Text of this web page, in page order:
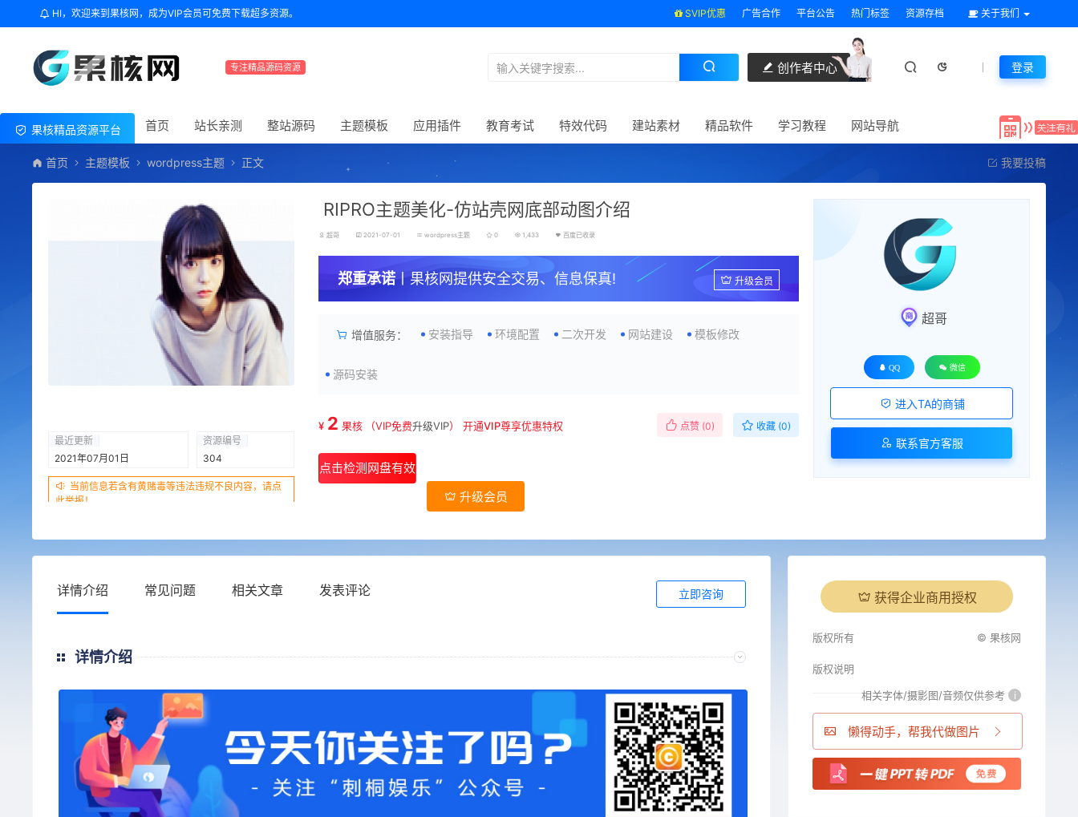
HI，欢迎来到果核网，成为VIP会员可免费下载超多资源。 SVIP优惠 广告合作 平台公告 热门标签 资源存档 关于我们
专注精品源码资源 创作者中心 登录
果核精品资源平台 首页 站长亲测 整站源码 主题模板 应用插件 教育考试 特效代码 建站素材 精品软件 学习教程 网站导航
首页 主题模板 wordpress主题 正文 我要投稿
最近更新
2021年07月01日
资源编号
304
当前信息若含有黄赌毒等违法违规不良内容，请点
此举报！
RIPRO主题美化-仿站壳网底部动图介绍
超哥 2021-07-01 wordpress主题 0 1,433 百度已收录
郑重承诺丨果核网提供安全交易、信息保真! 升级会员
增值服务： 安装指导 环境配置 二次开发 网站建设 模板修改
源码安装
¥ 2 果核 （VIP免费升级VIP）开通VIP尊享优惠特权 点赞 (0) 收藏 (0)
点击检测网盘有效
升级会员
超哥
QQ 微信
进入TA的商铺
联系官方客服
详情介绍 常见问题 相关文章 发表评论 立即咨询
详情介绍
获得企业商用授权
版权所有 © 果核网
版权说明
相关字体/摄影图/音频仅供参考 i
懒得动手，帮我代做图片